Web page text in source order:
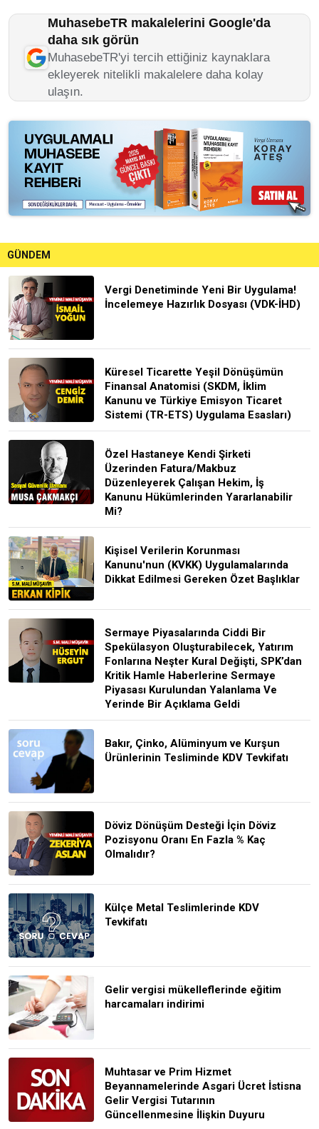
MuhasebeTR makalelerini Google'da
daha sık görün
MuhasebeTR'yi tercih ettiğiniz kaynaklara
ekleyerek nitelikli makalelere daha kolay
ulaşın.
GÜNDEM
Vergi Denetiminde Yeni Bir Uygulama!
İncelemeye Hazırlık Dosyası (VDK-İHD)
Küresel Ticarette Yeşil Dönüşümün
Finansal Anatomisi (SKDM, İklim
Kanunu ve Türkiye Emisyon Ticaret
Sistemi (TR-ETS) Uygulama Esasları)
Özel Hastaneye Kendi Şirketi
Üzerinden Fatura/Makbuz
Düzenleyerek Çalışan Hekim, İş
Kanunu Hükümlerinden Yararlanabilir
Mi?
Kişisel Verilerin Korunması
Kanunu'nun (KVKK) Uygulamalarında
Dikkat Edilmesi Gereken Özet Başlıklar
Sermaye Piyasalarında Ciddi Bir
Spekülasyon Oluşturabilecek, Yatırım
Fonlarına Neşter Kural Değişti, SPK’dan
Kritik Hamle Haberlerine Sermaye
Piyasası Kurulundan Yalanlama Ve
Yerinde Bir Açıklama Geldi
Bakır, Çinko, Alüminyum ve Kurşun
Ürünlerinin Tesliminde KDV Tevkifatı
Döviz Dönüşüm Desteği İçin Döviz
Pozisyonu Oranı En Fazla % Kaç
Olmalıdır?
Külçe Metal Teslimlerinde KDV
Tevkifatı
Gelir vergisi mükelleflerinde eğitim
harcamaları indirimi
Muhtasar ve Prim Hizmet
Beyannamelerinde Asgari Ücret İstisna
Gelir Vergisi Tutarının
Güncellenmesine İlişkin Duyuru